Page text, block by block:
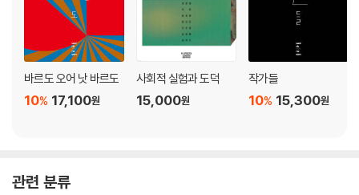
바르도 오어 낫 바르도
17,100원
10%
사회적 실험과 도덕
15,000원
작가들
15,300원
10%
관련 분류